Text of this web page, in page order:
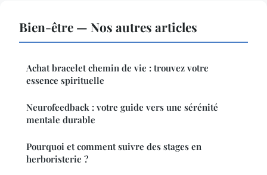
Bien-être — Nos autres articles
Achat bracelet chemin de vie : trouvez votre
essence spirituelle
Neurofeedback : votre guide vers une sérénité
mentale durable
Pourquoi et comment suivre des stages en
herboristerie ?